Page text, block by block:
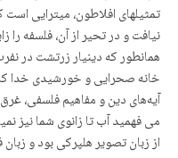
تمثیلهای افلاطون، میترایی
نیافت و در تحیر از آن، فلسفه
همانطور که دینیار زرتشت در
خانه صحرایی و خورشیدی خدا
آیەهای دین و مفاهیم فلسفی،
می فهمید آب تا زانوی شما نیز
از زبان تصویر هلپرکی بود و